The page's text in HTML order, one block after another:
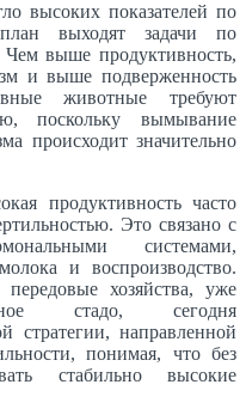
высоких показателей по
выходят задачи по
выше продуктивность,
и выше подверженность
животные требуют
поскольку вымывание
происходит значительно
продуктивность часто
Это связано с
системами,
и воспроизводство.
хозяйства, уже
стадо, сегодня
стратегии, направленной
понимая, что без
стабильно высокие